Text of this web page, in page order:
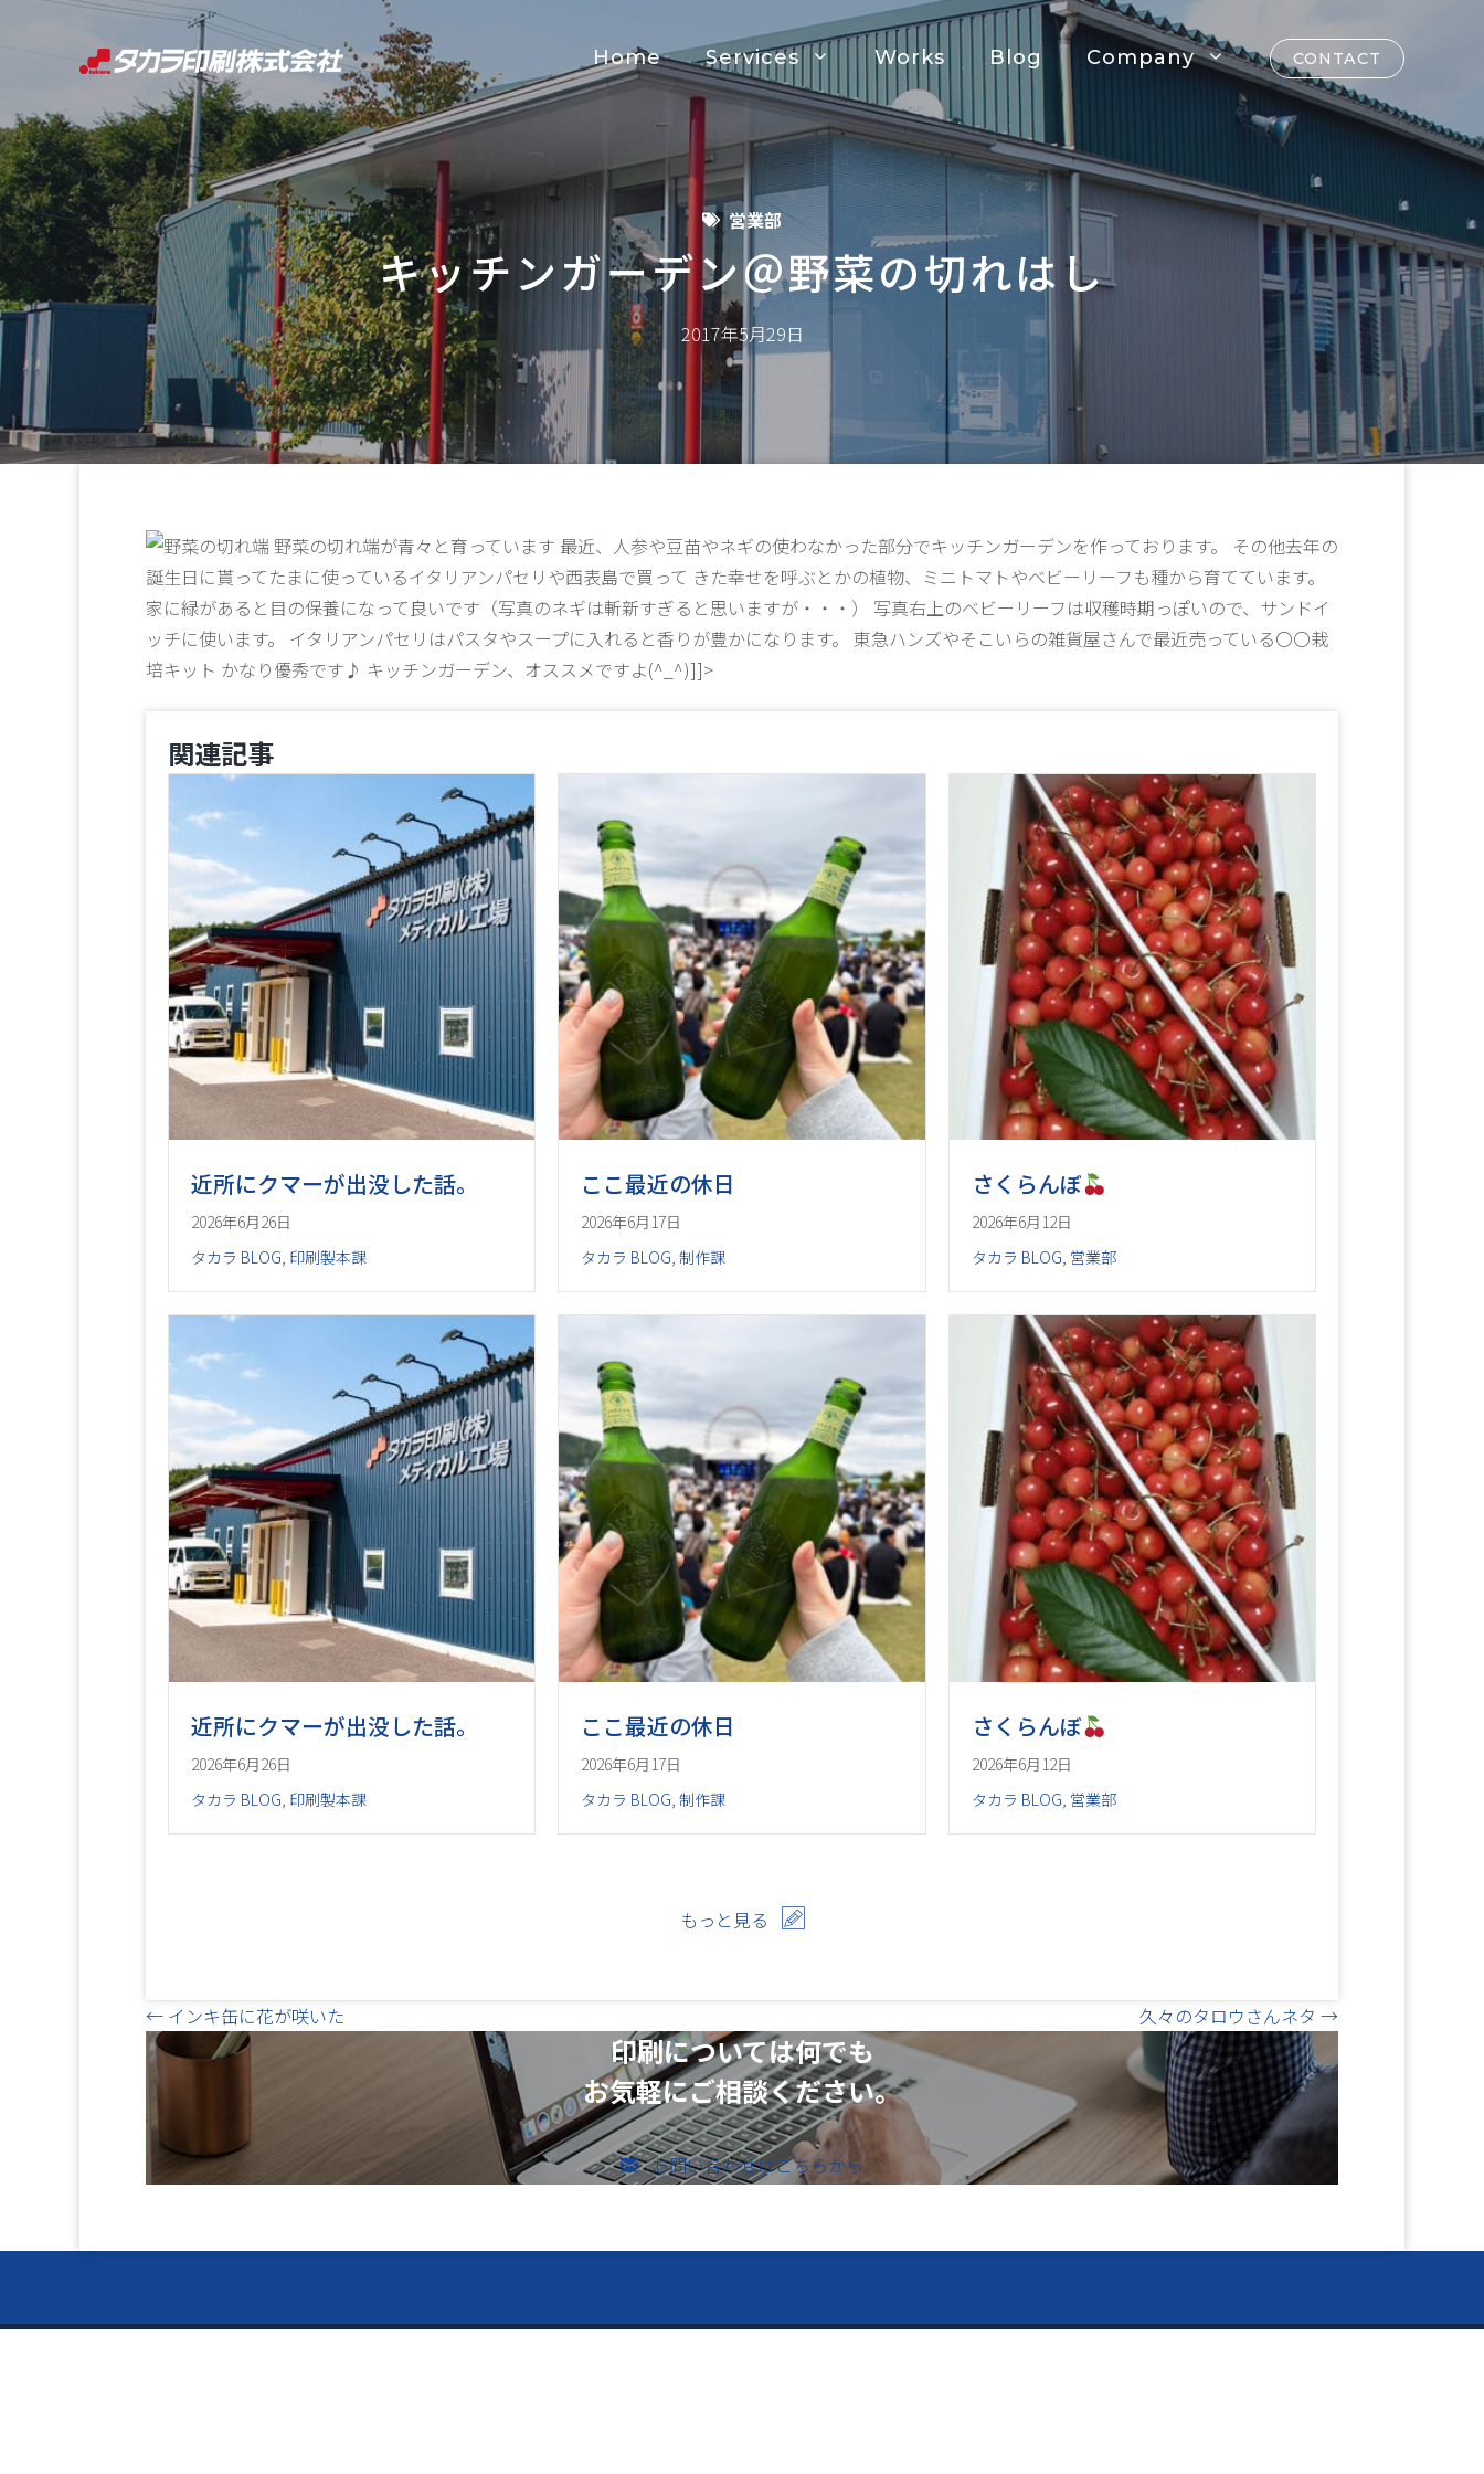
ン
ツ
へ
ス
キ
ッ
プ
Home Services Works Blog Company CONTACT
営業部
キッチンガーデン＠野菜の切れはし
2017年5月29日
野菜の切れ端が青々と育っています 最近、人参や豆苗やネギの使わなかった部分でキッチンガーデンを作っております。 その他去年の
誕生日に貰ってたまに使っているイタリアンパセリや西表島で買って きた幸せを呼ぶとかの植物、ミニトマトやベビーリーフも種から育てています。
家に緑があると目の保養になって良いです（写真のネギは斬新すぎると思いますが・・・） 写真右上のベビーリーフは収穫時期っぽいので、サンドイ
ッチに使います。 イタリアンパセリはパスタやスープに入れると香りが豊かになります。 東急ハンズやそこいらの雑貨屋さんで最近売っている〇〇栽
培キット かなり優秀です♪ キッチンガーデン、オススメですよ(^_^)]]>
関連記事
近所にクマーが出没した話。
2026年6月26日
タカラ BLOG, 印刷製本課
ここ最近の休日
2026年6月17日
タカラ BLOG,制作課
さくらんぼ
2026年6月12日
タカラ BLOG, 営業部
近所にクマーが出没した話。
2026年6月26日
タカラ BLOG 印刷製本課
ここ最近の休日
2026年6月17日
タカラ BLOG ,制作課
さくらんぼ
2026年6月12日
タカラ BLOG 営業部
もっと見る
Posts
navigation
← インキ缶に花が咲いた 久々のタロウさんネタ →
印刷については何でも
お気軽にご相談ください。
お問い合わせはこちらから